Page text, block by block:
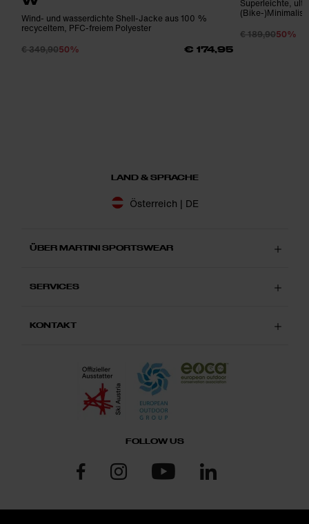
Wind- und wasserdichte Shell-Jacke aus 100 %
recyceltem, PFC-freiem Polyester
€ 349,9050% € 174,95
Superleichte,
(Bike-
€ 189,9050%
LAND & SPRACHE
Österreich | DE
ÜBER MARTINI SPORTSWEAR
SERVICES
KONTAKT
FOLLOW US